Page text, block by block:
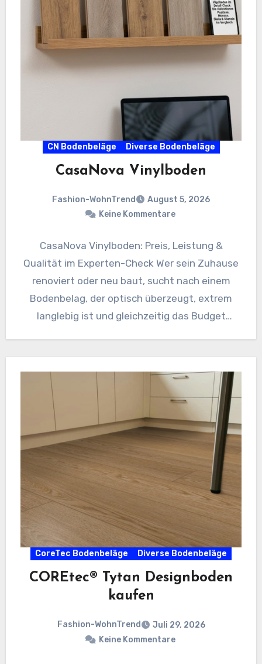
CN Bodenbeläge Diverse Bodenbeläge
CasaNova Vinylboden
Fashion-WohnTrend
August 5, 2026
Keine Kommentare
CasaNova Vinylboden: Preis, Leistung &
Qualität im Experten-Check Wer sein Zuhause
renoviert oder neu baut, sucht nach einem
Bodenbelag, der optisch überzeugt, extrem
langlebig ist und gleichzeitig das Budget
CoreTec Bodenbeläge Diverse Bodenbeläge
COREtec® Tytan Designboden
kaufen
Fashion-WohnTrend
Juli 29, 2026
Keine Kommentare